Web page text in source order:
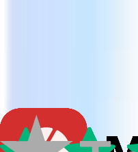
Descarga gratuita